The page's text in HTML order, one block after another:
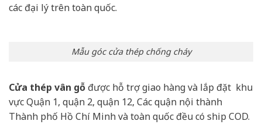
các đại lý trên toàn quốc.
Mẫu góc cửa thép chống cháy
Cửa thép vân gỗ được hỗ trợ giao hàng và lắp đặt khu
vực Quận 1, quận 2, quận 12, Các quận nội thành
Thành phố Hồ Chí Minh và toàn quốc đều có ship COD.